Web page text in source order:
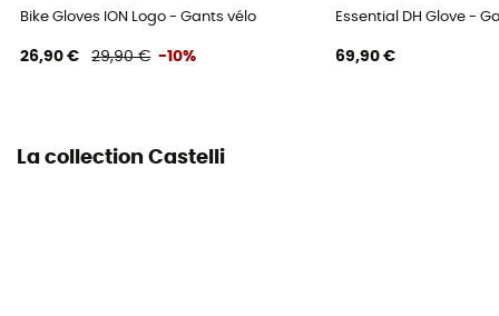
Bike Gloves ION Logo - Gants vélo
26,90 € 29,90 € -10%
Essential DH Glove -
69,90 €
La collection Castelli